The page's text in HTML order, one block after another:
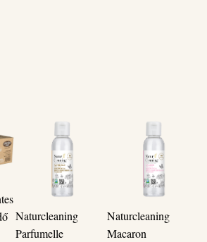
Naturcleaning
Parfumelle
Naturcleaning
Macaron